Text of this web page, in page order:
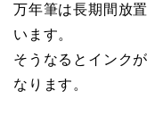
万年筆は長期間放
います。
そうなるとインク
なります。